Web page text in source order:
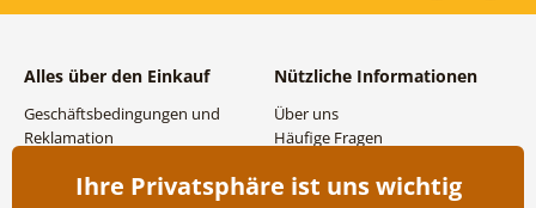
Alles über den Einkauf
Geschäftsbedingungen und
Reklamation
Versand- und
Nützliche Informationen
Über uns
Häufige Fragen
Großhandel und
Ihre Privatsphäre ist uns wichtig